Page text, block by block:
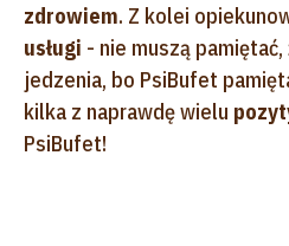
zdrowiem. Z kolei
usługi - nie muszą
jedzenia, bo PsiBufet
kilka z naprawdę wielu
PsiBufet!